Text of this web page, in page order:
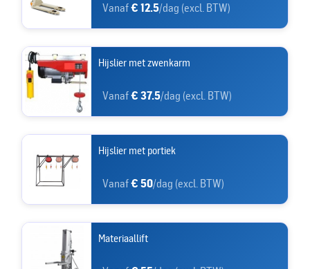
Vanaf€ 12.5/dag (excl. BTW)
Hijslier met zwenkarm
Vanaf€ 37.5/dag (excl. BTW)
Hijslier met portiek
Vanaf€ 50/dag (excl. BTW)
Materiaallift